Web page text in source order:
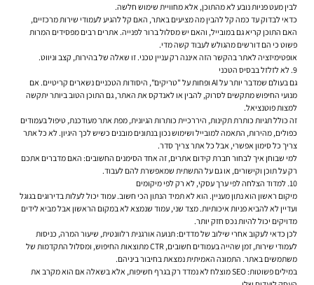
לבין מעט פניות נובע לא מהתוכן, אלא מחוויית שימוש חלשה.
כדאי לבדוק עד כמה קל להבין מה מציעים באתר, האם קל להגיע לעמודי שירות מרכזיים,
האם התוכן קריא גם במובייל, והאם יש מסלול ברור לפנייה. אתרים רבים מפסידים המרות
פשוט כי הם דורשים מהגולש לעבוד קשה מדי.
אופטימיזציה לאתר בהקשר הזה איננה רק עניין טכני. זו שאלה של בהירות, קצב וניווט.
9. לא לזלזל בבסיס הטכני
גם בעולם שמדבר יותר על AI ופחות על "טריקים", היסודות הטכניים נשארים קריטיים. אם
מנועי החיפוש מתקשים לסרוק, להבין או לאנדקס את האתר, גם התוכן הטוב ביותר יתקשה
למצות פוטנציאל.
זה כולל תגיות כותרת תקינות, היררכיית כותרות הגיונית, מפת אתר מעודכנת, טיפול בעמודים
כפולים, מהירות, התאמה למובייל ושימוש נכון בנתונים מובנים כשיש לכך היגיון. לא כל אתר
צריך כל סימון אפשרי, אבל כל אתר צריך סדר.
למי שבוחן איך לבחור חברת קידום אתרים, זה אחד הסימנים החשובים: האם מדברים אתכם
רק על תוכן וקישורים, או גם על התשתית שמאפשרת להם לעבוד.
10. למדוד הצלחה לפי ערך עסקי, לא רק לפי מיקומים
מיקום ראשון הוא נתון מעניין. הוא לא תמיד הנתון הכי חשוב. עמוד יכול לעלות בדירוגים בגוגל
ועדיין לא להביא פניות איכותיות. מצד שני, עמוד שנמצא לא במקום הראשון אבל מביא לידים
מדויקים יכול להיות נכס חזק יותר.
לכן כדאי לעקוב אחרי שילוב של מדדים: תנועה אורגנית רלוונטית, שיעור המרה, כניסות
לעמודי שירות, זמן שהייה בעמודים חשובים, CTR מתוצאות החיפוש, ומסלול התקדמות של
משתמשים באתר. התמונה האמיתית נמצאת בחיבור ביניהם.
במילים פשוטות: SEO מוצלח לא נמדד רק בגרף חשיפות, אלא בשאלה אם הוא מקרב את